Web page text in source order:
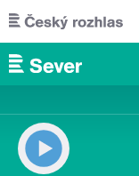
Přejít k hlavnímu